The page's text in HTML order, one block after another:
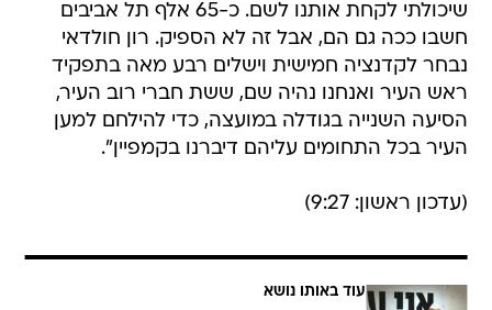
שיכולתי לקחת אותנו לשם. כ-65 אלף תל אביבים
חשבו ככה גם הם, אבל זה לא הספיק. רון חולדאי
נבחר לקדנציה חמישית וישלים רבע מאה בתפקיד
ראש העיר ואנחנו נהיה שם, ששת חברי רוב העיר,
הסיעה השנייה בגודלה במועצה, כדי להילחם למען
העיר בכל התחומים עליהם דיברנו בקמפיין".
(עדכון ראשון: 9:27)
עוד באותו נושא